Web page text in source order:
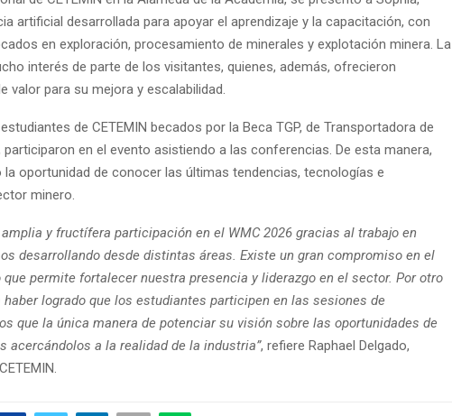
artificial desarrollada para apoyar el aprendizaje y la capacitación, con
en exploración, procesamiento de minerales y explotación minera. La
interés de parte de los visitantes, quienes, además, ofrecieron
valor para su mejora y escalabilidad.
de CETEMIN becados por la Beca TGP, de Transportadora de
participaron en el evento asistiendo a las conferencias. De esta manera,
la oportunidad de conocer las últimas tendencias, tecnologías e
minero.
amplia y fructífera participación en el WMC 2026 gracias al trabajo en
desarrollando desde distintas áreas. Existe un gran compromiso en el
que permite fortalecer nuestra presencia y liderazgo en el sector. Por otro
haber logrado que los estudiantes participen en las sesiones de
que la única manera de potenciar su visión sobre las oportunidades de
acercándolos a la realidad de la industria”, refiere Raphael Delgado,